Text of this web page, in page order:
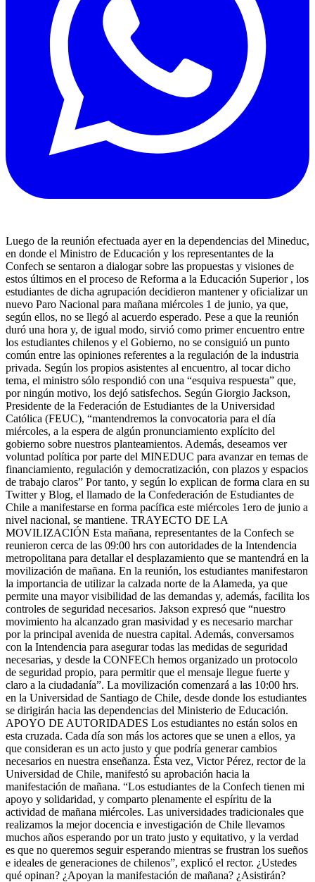
Luego de la reunión efectuada ayer en la dependencias del Mineduc,
en donde el Ministro de Educación y los representantes de la
Confech se sentaron a dialogar sobre las propuestas y visiones de
estos últimos en el proceso de Reforma a la Educación Superior , los
estudiantes de dicha agrupación decidieron mantener y oficializar un
nuevo Paro Nacional para mañana miércoles 1 de junio, ya que,
según ellos, no se llegó al acuerdo esperado. Pese a que la reunión
duró una hora y, de igual modo, sirvió como primer encuentro entre
los estudiantes chilenos y el Gobierno, no se consiguió un punto
común entre las opiniones referentes a la regulación de la industria
privada. Según los propios asistentes al encuentro, al tocar dicho
tema, el ministro sólo respondió con una “esquiva respuesta” que,
por ningún motivo, los dejó satisfechos. Según Giorgio Jackson,
Presidente de la Federación de Estudiantes de la Universidad
Católica (FEUC), “mantendremos la convocatoria para el día
miércoles, a la espera de algún pronunciamiento explícito del
gobierno sobre nuestros planteamientos. Además, deseamos ver
voluntad política por parte del MINEDUC para avanzar en temas de
financiamiento, regulación y democratización, con plazos y espacios
de trabajo claros” Por tanto, y según lo explican de forma clara en su
Twitter y Blog, el llamado de la Confederación de Estudiantes de
Chile a manifestarse en forma pacífica este miércoles 1ero de junio a
nivel nacional, se mantiene. TRAYECTO DE LA
MOVILIZACIÓN Esta mañana, representantes de la Confech se
reunieron cerca de las 09:00 hrs con autoridades de la Intendencia
metropolitana para detallar el desplazamiento que se mantendrá en la
movilización de mañana. En la reunión, los estudiantes manifestaron
la importancia de utilizar la calzada norte de la Alameda, ya que
permite una mayor visibilidad de las demandas y, además, facilita los
controles de seguridad necesarios. Jakson expresó que “nuestro
movimiento ha alcanzado gran masividad y es necesario marchar
por la principal avenida de nuestra capital. Además, conversamos
con la Intendencia para asegurar todas las medidas de seguridad
necesarias, y desde la CONFECh hemos organizado un protocolo
de seguridad propio, para permitir que el mensaje llegue fuerte y
claro a la ciudadanía”. La movilización comenzará a las 10:00 hrs.
en la Universidad de Santiago de Chile, desde donde los estudiantes
se dirigirán hacia las dependencias del Ministerio de Educación.
APOYO DE AUTORIDADES Los estudiantes no están solos en
esta cruzada. Cada día son más los actores que se unen a ellos, ya
que consideran es un acto justo y que podría generar cambios
necesarios en nuestra enseñanza. Ésta vez, Victor Pérez, rector de la
Universidad de Chile, manifestó su aprobación hacia la
manifestación de mañana. “Los estudiantes de la Confech tienen mi
apoyo y solidaridad, y comparto plenamente el espíritu de la
actividad de mañana miércoles. Las universidades tradicionales que
realizamos la mejor docencia e investigación de Chile llevamos
muchos años esperando por un trato justo y equitativo, y la verdad
es que no queremos seguir esperando mientras se frustran los sueños
e ideales de generaciones de chilenos”, explicó el rector. ¿Ustedes
qué opinan? ¿Apoyan la manifestación de mañana? ¿Asistirán?